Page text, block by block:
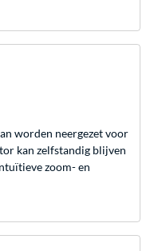
worden neergezet voor
kan zelfstandig blijven
zoom- en